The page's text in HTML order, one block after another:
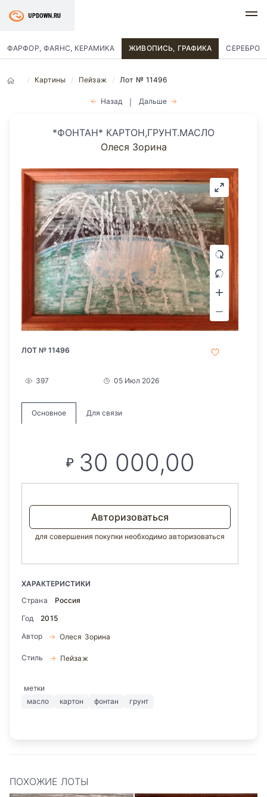
ФАРФОР, ФАЯНС, КЕРАМИКА ЖИВОПИСЬ, ГРАФИКА СЕРЕБРО
Картины Пейзаж Лот № 11496
Назад Дальше
*ФОНТАН* КАРТОН,ГРУНТ.МАСЛО
Олеся Зорина
ЛОТ № 11496
397 05 Июл 2026
Основное Для связи
₽ 30 000,00
Авторизоваться
для совершения покупки необходимо авторизоваться
ХАРАКТЕРИСТИКИ
Страна
Россия
Год
2015
Автор
Олеся Зорина
Стиль Пейзаж
метки
масло
картон фонтан грунт
ПОХОЖИЕ ЛОТЫ